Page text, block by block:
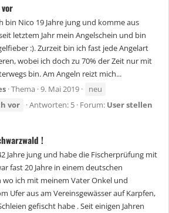
bin Nico 19 Jahre jung und komme aus
letztem Jahr mein Angelschein und bin
:). Zurzeit bin ich fast jede Angelart
wobei ich doch zu 70% der Zeit nur mit
bin. Am Angeln reizt mich...
Thema 9. Mai 2019
neu
vor Antworten: 5 Forum: User stellen
!
Jahre jung und habe die Fischerprüfung mit
fast 20 Jahre in einem deutschen
wo ich mit meinem Vater Onkel und
Ufer aus am Vereinsgewässer auf Karpfen,
gefischt habe . Seit einigen Jahren